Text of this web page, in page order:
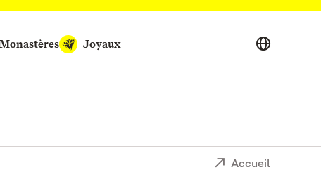
Monastères Joyaux
Accueil